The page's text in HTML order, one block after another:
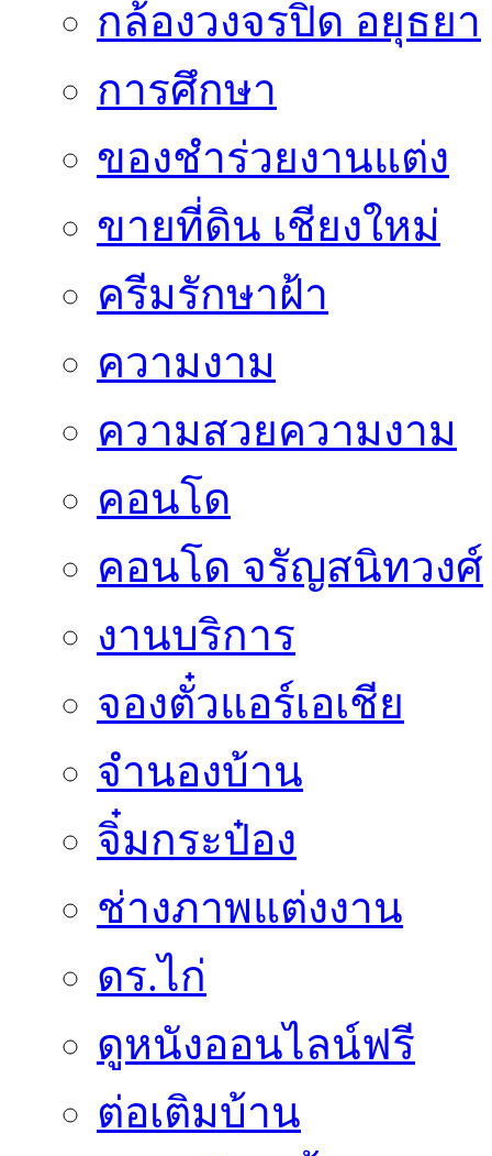
กล้องวงจรปิด อยุธยา
การศึกษา
ของชำร่วยงานแต่ง
ขายที่ดิน เชียงใหม่
ครีมรักษาฝ้า
ความงาม
ความสวยความงาม
คอนโด
คอนโด จรัญสนิทวงศ์
งานบริการ
จองตั๋วแอร์เอเชีย
จำนองบ้าน
จิ๋มกระป๋อง
ช่างภาพแต่งงาน
ดร.ไก่
ดูหนังออนไลน์ฟรี
ต่อเติมบ้าน